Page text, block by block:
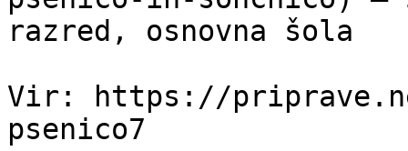
razred, osnovna šola
Vir: https://